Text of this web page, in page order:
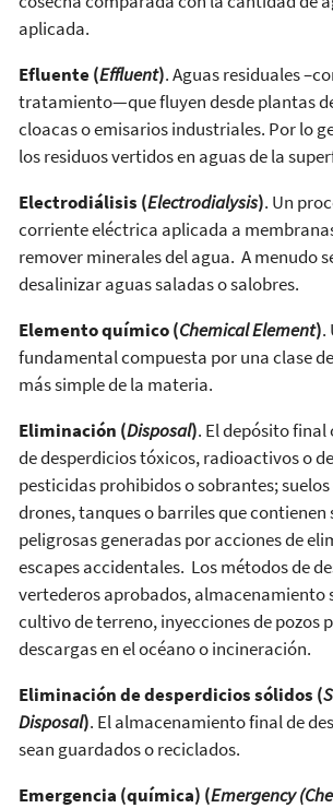
aplicada.
Efluente (Effluent). Aguas residuales
tratamiento—que fluyen desde plantas
cloacas o emisarios industriales. Por lo
los residuos vertidos en aguas de la
Electrodiálisis (Electrodialysis). Un
corriente eléctrica aplicada a
remover minerales del agua. A menudo
desalinizar aguas saladas o salobres.
Elemento químico (Chemical Element).
fundamental compuesta por una clase
más simple de la materia.
Eliminación (Disposal). El depósito
de desperdicios tóxicos, radioactivos o
pesticidas prohibidos o sobrantes;
drones, tanques o barriles que contienen
peligrosas generadas por acciones de
escapes accidentales. Los métodos de
vertederos aprobados, almacenamiento
cultivo de terreno, inyecciones de pozos
descargas en el océano o incineración.
Eliminación de desperdicios sólidos (
Disposal). El almacenamiento final de
sean guardados o reciclados.
Emergencia (química) (Emergency